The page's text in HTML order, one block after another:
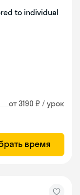
to individual
от 3190 ₽ / урок
время